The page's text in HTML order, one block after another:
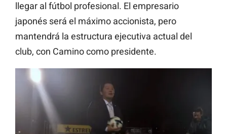
llegar al fútbol profesional. El empresario
japonés será el máximo accionista, pero
mantendrá la estructura ejecutiva actual del
club, con Camino como presidente.